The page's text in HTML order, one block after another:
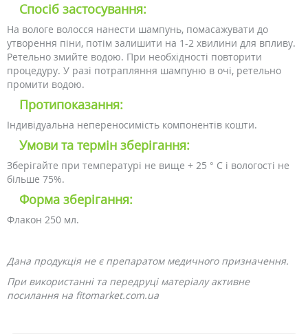
Спосіб застосування:
На вологе волосся нанести шампунь, помасажувати до
утворення піни, потім залишити на 1-2 хвилини для впливу.
Ретельно змийте водою. При необхідності повторити
процедуру. У разі потрапляння шампуню в очі, ретельно
промити водою.
Протипоказання:
Індивідуальна непереносимість компонентів кошти.
Умови та термін зберігання:
Зберігайте при температурі не вище + 25 ° С і вологості не
більше 75%.
Форма зберігання:
Флакон 250 мл.
Дана продукція не є препаратом медичного призначення.
При використанні та передруці матеріалу активне
посилання на fitomarket.com.ua